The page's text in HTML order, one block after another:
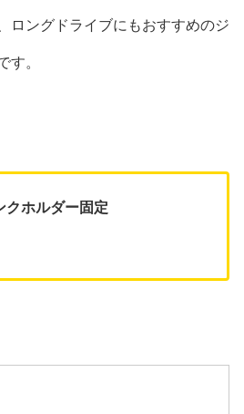
ロングドライブにもおすすめのジ
す。
クホルダー固定